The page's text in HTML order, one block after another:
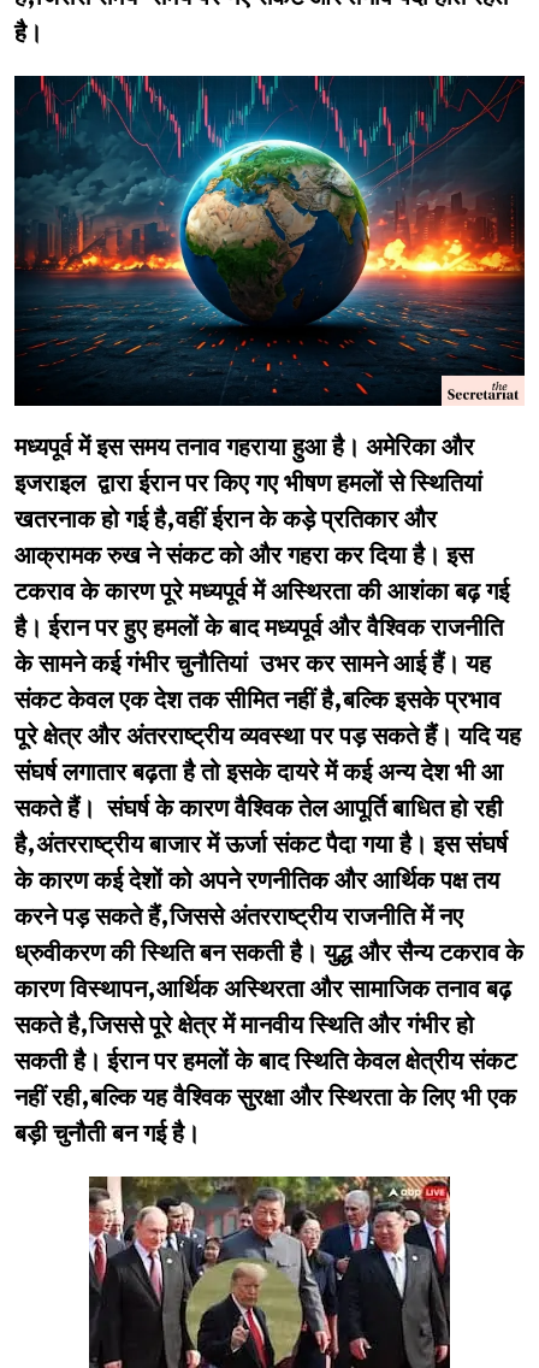
है।
मध्यपूर्व में इस समय तनाव गहराया हुआ है। अमेरिका और
इजराइल द्वारा ईरान पर किए गए भीषण हमलों से स्थितियां
खतरनाक हो गई है,वहीं ईरान के कड़े प्रतिकार और
आक्रामक रुख ने संकट को और गहरा कर दिया है। इस
टकराव के कारण पूरे मध्यपूर्व में अस्थिरता की आशंका बढ़ गई
है। ईरान पर हुए हमलों के बाद मध्यपूर्व और वैश्विक राजनीति
के सामने कई गंभीर चुनौतियां उभर कर सामने आई हैं। यह
संकट केवल एक देश तक सीमित नहीं है,बल्कि इसके प्रभाव
पूरे क्षेत्र और अंतरराष्ट्रीय व्यवस्था पर पड़ सकते हैं। यदि यह
संघर्ष लगातार बढ़ता है तो इसके दायरे में कई अन्य देश भी आ
सकते हैं। संघर्ष के कारण वैश्विक तेल आपूर्ति बाधित हो रही
है,अंतरराष्ट्रीय बाजार में ऊर्जा संकट पैदा गया है। इस संघर्ष
के कारण कई देशों को अपने रणनीतिक और आर्थिक पक्ष तय
करने पड़ सकते हैं,जिससे अंतरराष्ट्रीय राजनीति में नए
ध्रुवीकरण की स्थिति बन सकती है। युद्ध और सैन्य टकराव के
कारण विस्थापन,आर्थिक अस्थिरता और सामाजिक तनाव बढ़
सकते है,जिससे पूरे क्षेत्र में मानवीय स्थिति और गंभीर हो
सकती है। ईरान पर हमलों के बाद स्थिति केवल क्षेत्रीय संकट
नहीं रही,बल्कि यह वैश्विक सुरक्षा और स्थिरता के लिए भी एक
बड़ी चुनौती बन गई है।